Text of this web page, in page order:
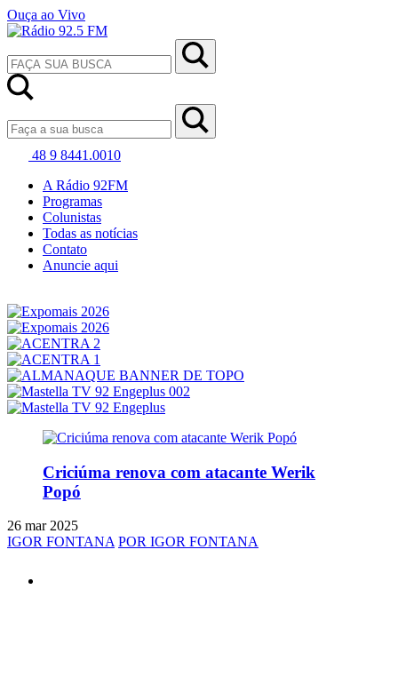
Ouça ao Vivo
48 9 8441.0010
A Rádio 92FM
Programas
Colunistas
Todas as notícias
Contato
Anuncie aqui
Criciúma renova com atacante Werik
Popó
26 mar 2025
IGOR FONTANA POR IGOR FONTANA